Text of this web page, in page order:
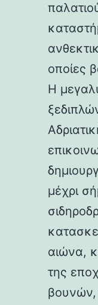
οποίες
Η
μέχρι
αιώνα,
της
βουνών,